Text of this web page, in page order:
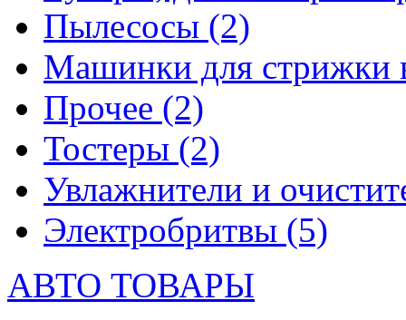
Пылесосы (2)
Машинки для стрижки
Прочее (2)
Тостеры (2)
Увлажнители и
Электробритвы (5)
АВТО ТОВАРЫ